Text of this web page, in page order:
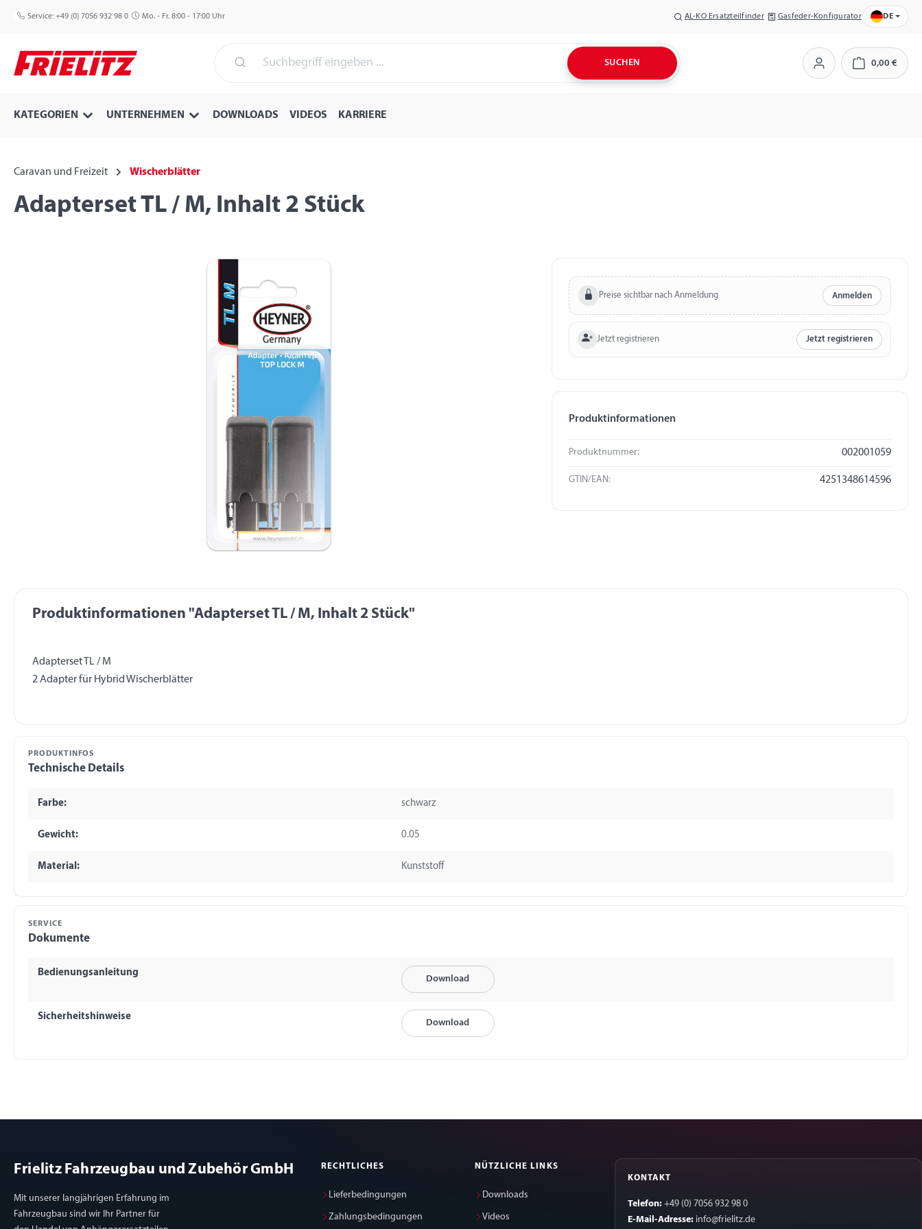
Hauptinhalt springen
Zur Suche springen
Zur Hauptnavigation springen
Service: +49 (0) 7056 932 98 0 Mo. - Fr. 8:00 - 17:00 Uhr AL-KO Ersatzteilfinder Gasfeder-Konfigurator DE
SUCHEN 0,00 €
KATEGORIEN UNTERNEHMEN DOWNLOADS VIDEOS KARRIERE
Caravan und Freizeit Wischerblätter
Adapterset TL / M, Inhalt 2 Stück
Preise sichtbar nach Anmeldung Anmelden
Jetzt registrieren Jetzt registrieren
Produktinformationen
Produktnummer: 002001059
GTIN/EAN: 4251348614596
Produktinformationen "Adapterset TL / M, Inhalt 2 Stück"
Adapterset TL / M
2 Adapter für Hybrid Wischerblätter
PRODUKTINFOS
Technische Details
Farbe: schwarz
Gewicht: 0.05
Material: Kunststoff
SERVICE
Dokumente
Bedienungsanleitung
Download
Sicherheitshinweise
Download
Frielitz Fahrzeugbau und Zubehör GmbH
Mit unserer langjährigen Erfahrung im
Fahrzeugbau sind wir Ihr Partner für
RECHTLICHES
Lieferbedingungen
Zahlungsbedingungen
NÜTZLICHE LINKS
Downloads
Videos
KONTAKT
Telefon: +49 (0) 7056 932 98 0
E-Mail-Adresse: info@frielitz.de